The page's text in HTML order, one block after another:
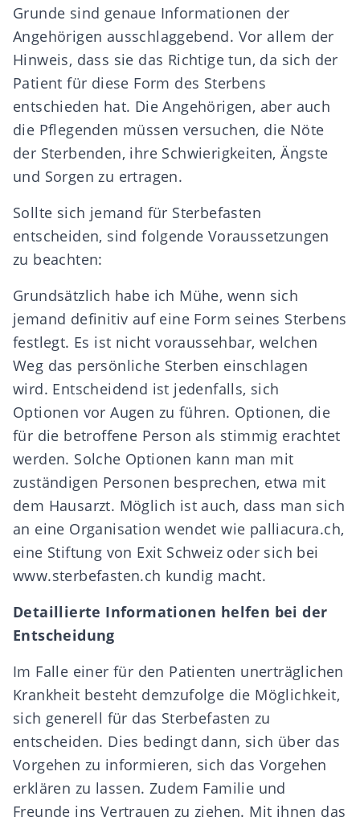
Grunde sind genaue Informationen der
Angehörigen ausschlaggebend. Vor allem der
Hinweis, dass sie das Richtige tun, da sich der
Patient für diese Form des Sterbens
entschieden hat. Die Angehörigen, aber auch
die Pflegenden müssen versuchen, die Nöte
der Sterbenden, ihre Schwierigkeiten, Ängste
und Sorgen zu ertragen.
Sollte sich jemand für Sterbefasten
entscheiden, sind folgende Voraussetzungen
zu beachten:
Grundsätzlich habe ich Mühe, wenn sich
jemand definitiv auf eine Form seines Sterbens
festlegt. Es ist nicht voraussehbar, welchen
Weg das persönliche Sterben einschlagen
wird. Entscheidend ist jedenfalls, sich
Optionen vor Augen zu führen. Optionen, die
für die betroffene Person als stimmig erachtet
werden. Solche Optionen kann man mit
zuständigen Personen besprechen, etwa mit
dem Hausarzt. Möglich ist auch, dass man sich
an eine Organisation wendet wie palliacura.ch,
eine Stiftung von Exit Schweiz oder sich bei
www.sterbefasten.ch kundig macht.
Detaillierte Informationen helfen bei der
Entscheidung
Im Falle einer für den Patienten unerträglichen
Krankheit besteht demzufolge die Möglichkeit,
sich generell für das Sterbefasten zu
entscheiden. Dies bedingt dann, sich über das
Vorgehen zu informieren, sich das Vorgehen
erklären zu lassen. Zudem Familie und
Freunde ins Vertrauen zu ziehen. Mit ihnen das